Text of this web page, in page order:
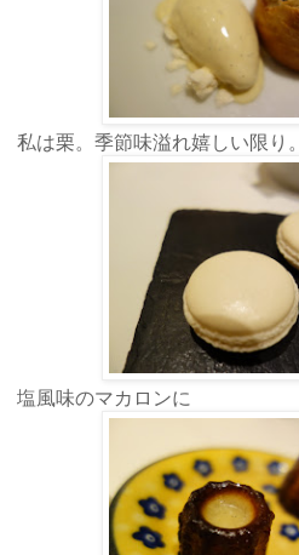
私は栗。季節味溢れ嬉しい限り。
塩風味のマカロンに